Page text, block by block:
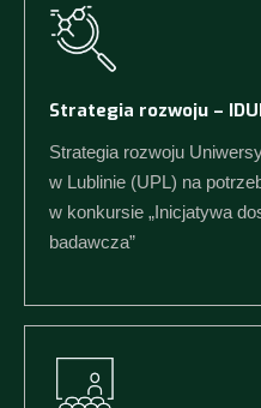
Strategia rozwoju –
Strategia rozwoju
w Lublinie (UPL) na
w konkursie „Inicjatywa
badawcza”